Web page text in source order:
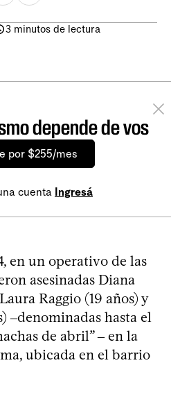
3 minutos de lectura
depende de vos
por $255/mes
cuenta Ingresá
en un operativo de las
asesinadas Diana
Raggio (19 años) y
‒denominadas hasta el
de abril” ‒ en la
ubicada en el barrio